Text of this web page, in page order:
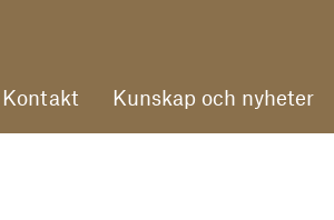
Kontakt Kunskap och nyheter